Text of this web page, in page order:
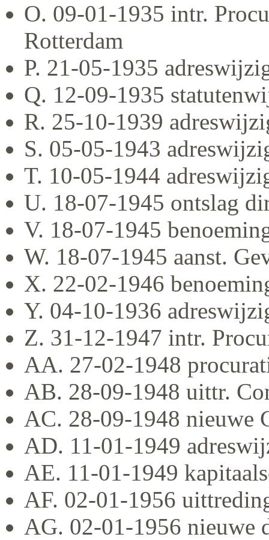
O. 09-01-1935 intr.
Rotterdam
P. 21-05-1935
Q. 12-09-1935
R. 25-10-1939
S. 05-05-1943
T. 10-05-1944
U. 18-07-1945 ontslag
V. 18-07-1945
W. 18-07-1945 aanst.
X. 22-02-1946
Y. 04-10-1936
Z. 31-12-1947 intr.
AA. 27-02-1948
AB. 28-09-1948 uittr.
AC. 28-09-1948 nieuwe
AD. 11-01-1949
AE. 11-01-1949
AF. 02-01-1956
AG. 02-01-1956 nieuwe